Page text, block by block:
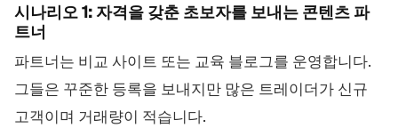
시나리오 1: 자격을 갖춘 초보자를 보내는 콘텐츠 파
트너
파트너는 비교 사이트 또는 교육 블로그를 운영합니다.
그들은 꾸준한 등록을 보내지만 많은 트레이더가 신규
고객이며 거래량이 적습니다.